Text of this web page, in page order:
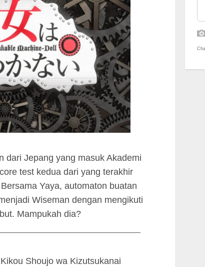
dari Jepang yang masuk Akademi
test kedua dari yang terakhir
Yaya, automaton buatan
Wiseman dengan mengikuti
Mampukah dia?
Shoujo wa Kizutsukanai